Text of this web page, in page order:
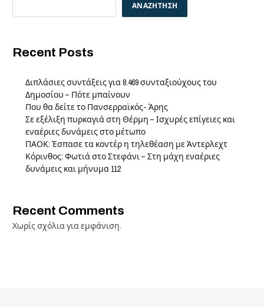
ΑΝΑΖΉΤΗΣΗ
Recent Posts
Διπλάσιες συντάξεις για 8.469 συνταξιούχους του
Δημοσίου – Πότε μπαίνουν
Που θα δείτε το Πανσερραϊκός- Άρης
Σε εξέλιξη πυρκαγιά στη Θέρμη – Ισχυρές επίγειες και
εναέριες δυνάμεις στο μέτωπο
ΠΑΟΚ: Έσπασε τα κοντέρ η τηλεθέαση με Άντερλεχτ
Κόρινθος: Φωτιά στο Στεφάνι – Στη μάχη εναέριες
δυνάμεις και μήνυμα 112
Recent Comments
Χωρίς σχόλια για εμφάνιση.